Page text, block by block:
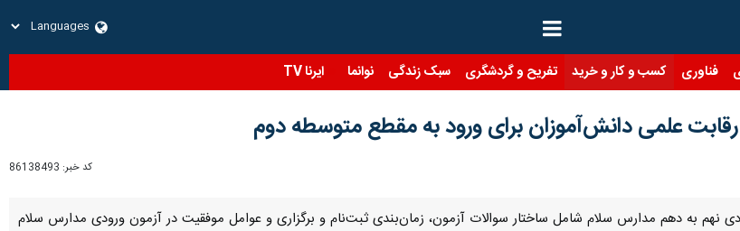
فناوری کسب و کار و خرید تفریح و گردشگری سبک زندگی نوانما ایرنا TV
کد خبر: 86138493
نهم به دهم مدارس سلام شامل ساختار سوالات آزمون، زمان‌بندی ثبت‌نام و برگزاری و عوامل موفقیت در آزمون ورودی مدارس سلام